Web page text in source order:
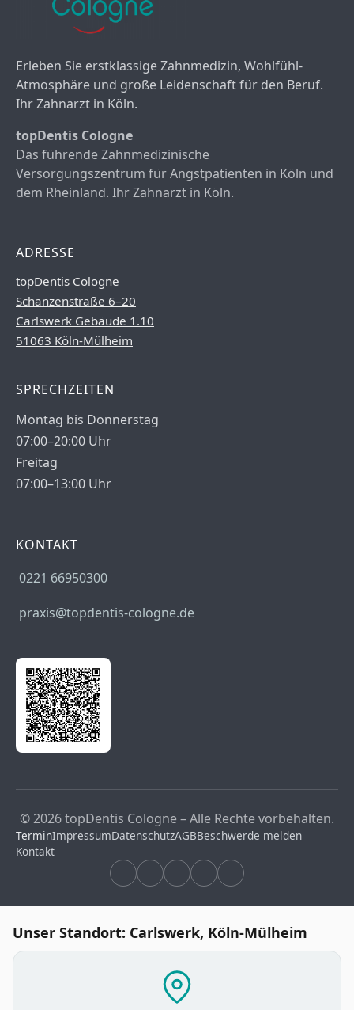
Erleben Sie erstklassige Zahnmedizin, Wohlfühl-
Atmosphäre und große Leidenschaft für den Beruf.
Ihr Zahnarzt in Köln.
topDentis Cologne
Das führende Zahnmedizinische
Versorgungszentrum für Angstpatienten in Köln und
dem Rheinland. Ihr Zahnarzt in Köln.
ADRESSE
topDentis Cologne
Schanzenstraße 6–20
Carlswerk Gebäude 1.10
51063 Köln-Mülheim
SPRECHZEITEN
Montag bis Donnerstag
07:00–20:00 Uhr
Freitag
07:00–13:00 Uhr
KONTAKT
0221 66950300
praxis@topdentis-cologne.de
© 2026 topDentis Cologne – Alle Rechte vorbehalten.
TerminImpressumDatenschutzAGBBeschwerde melden
Kontakt
Unser Standort: Carlswerk, Köln-Mülheim